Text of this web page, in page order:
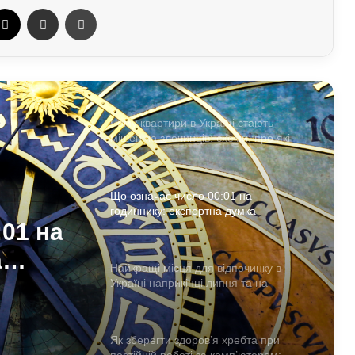
Отправить e-mail
на
психології
Чому квартири в Україні стають
мішенню злочинців: схеми, про які
варто знати
Що означає число 00:01 на
годиннику: експертна думка
езотериків
Найкращі місця для відпочинку в
Україні наприкінці липня та на
початку серпня: поради для
подорожей
Як зберегти здоров’я хребта при